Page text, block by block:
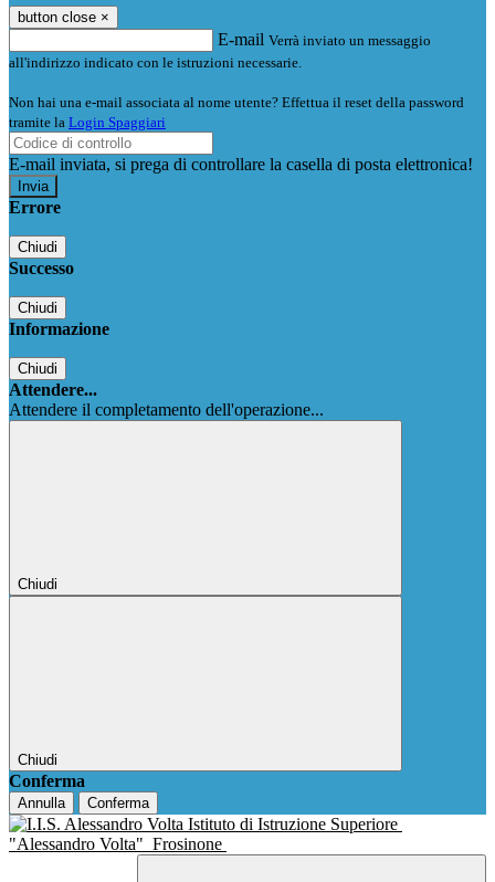
button close ×
E-mail Verrà inviato un messaggio
all'indirizzo indicato con le istruzioni necessarie.
Non hai una e-mail associata al nome utente? Effettua il reset della password
tramite la Login Spaggiari
E-mail inviata, si prega di controllare la casella di posta elettronica!
Errore
Chiudi
Successo
Chiudi
Informazione
Chiudi
Attendere...
Attendere il completamento dell'operazione...
Chiudi
Chiudi
Conferma
Annulla Conferma
Istituto di Istruzione Superiore
"Alessandro Volta" Frosinone